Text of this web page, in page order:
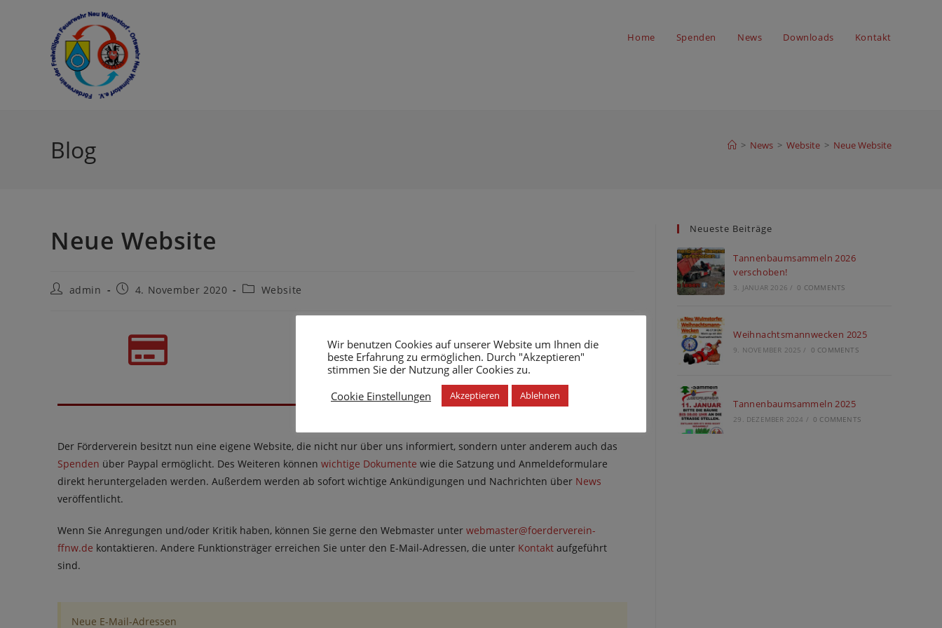
Home Spenden News Downloads Kontakt
Blog > News > Website > Neue Website
Neue Website
admin 4. November 2020 Website
Der Förderverein besitzt nun eine eigene Website, die nicht nur über uns informiert, sondern unter anderem auch das
Spenden über Paypal ermöglicht. Des Weiteren können wichtige Dokumente wie die Satzung und Anmeldeformulare
direkt heruntergeladen werden. Außerdem werden ab sofort wichtige Ankündigungen und Nachrichten über News
veröffentlicht.
Wenn Sie Anregungen und/oder Kritik haben, können Sie gerne den Webmaster unter webmaster@foerderverein-
ffnw.de kontaktieren. Andere Funktionsträger erreichen Sie unter den E-Mail-Adressen, die unter Kontakt aufgeführt
sind.
Neue E-Mail-Adressen
Neueste Beiträge
Tannenbaumsammeln 2026
verschoben!
3. JANUAR 2026 / 0 COMMENTS
Weihnachtsmannwecken 2025
9. NOVEMBER 2025 / 0 COMMENTS
Tannenbaumsammeln 2025
29. DEZEMBER 2024 / 0 COMMENTS
Wir benutzen Cookies auf unserer Website um Ihnen die
beste Erfahrung zu ermöglichen. Durch "Akzeptieren"
stimmen Sie der Nutzung aller Cookies zu.
Cookie Einstellungen
Akzeptieren Ablehnen